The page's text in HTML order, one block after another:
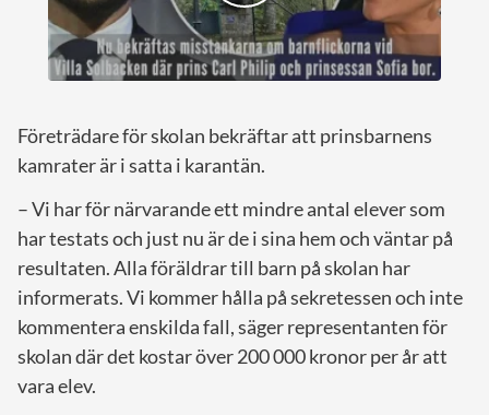
Företrädare för skolan bekräftar att prinsbarnens
kamrater är i satta i karantän.
– Vi har för närvarande ett mindre antal elever som
har testats och just nu är de i sina hem och väntar på
resultaten. Alla föräldrar till barn på skolan har
informerats. Vi kommer hålla på sekretessen och inte
kommentera enskilda fall, säger representanten för
skolan där det kostar över 200 000 kronor per år att
vara elev.